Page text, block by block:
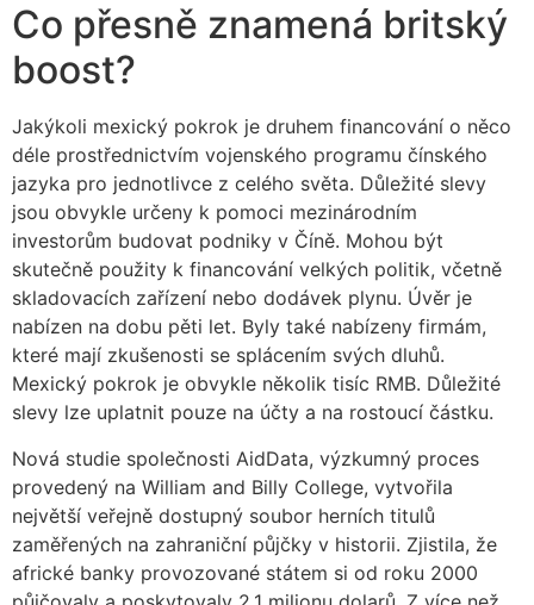
Co přesně znamená britský
boost?
Jakýkoli mexický pokrok je druhem financování o něco
déle prostřednictvím vojenského programu čínského
jazyka pro jednotlivce z celého světa. Důležité slevy
jsou obvykle určeny k pomoci mezinárodním
investorům budovat podniky v Číně. Mohou být
skutečně použity k financování velkých politik, včetně
skladovacích zařízení nebo dodávek plynu. Úvěr je
nabízen na dobu pěti let. Byly také nabízeny firmám,
které mají zkušenosti se splácením svých dluhů.
Mexický pokrok je obvykle několik tisíc RMB. Důležité
slevy lze uplatnit pouze na účty a na rostoucí částku.
Nová studie společnosti AidData, výzkumný proces
provedený na William and Billy College, vytvořila
největší veřejně dostupný soubor herních titulů
zaměřených na zahraniční půjčky v historii. Zjistila, že
africké banky provozované státem si od roku 2000